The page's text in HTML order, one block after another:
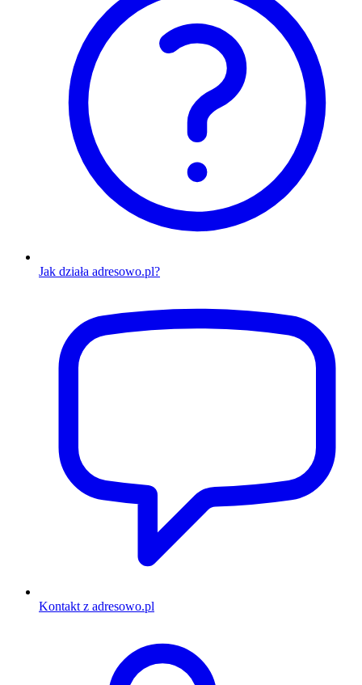
Jak działa adresowo.pl?
Kontakt z adresowo.pl